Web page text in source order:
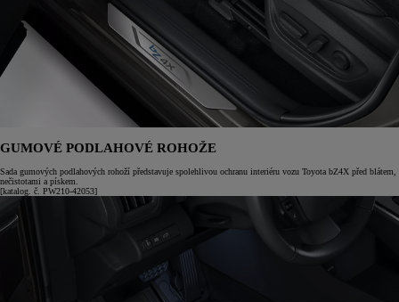
GUMOVÉ PODLAHOVÉ ROHOŽE
Sada gumových podlahových rohoží představuje spolehlivou ochranu interiéru vozu Toyota bZ4X před blátem,
nečistotami a pískem.
[katalog. č. PW210-42053]